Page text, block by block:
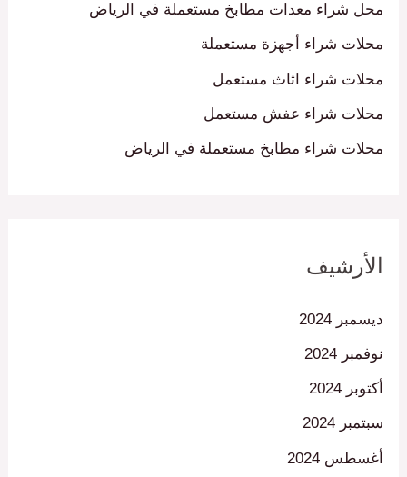
محل شراء معدات مطابخ مستعملة في الرياض
محلات شراء أجهزة مستعملة
محلات شراء اثاث مستعمل
محلات شراء عفش مستعمل
محلات شراء مطابخ مستعملة في الرياض
الأرشيف
ديسمبر 2024
نوفمبر 2024
أكتوبر 2024
سبتمبر 2024
أغسطس 2024